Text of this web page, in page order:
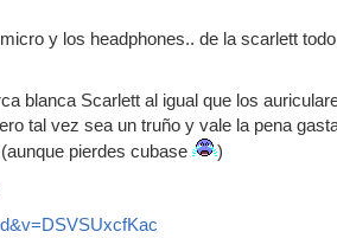
y los headphones.. de la scarlett
blanca Scarlett al igual que los
tal vez sea un truño y vale la pena
pierdes cubase
)